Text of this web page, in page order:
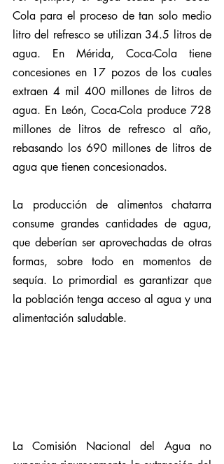
Cola para el proceso de tan solo medio
litro del refresco se utilizan 34.5 litros de
agua. En Mérida, Coca-Cola tiene
concesiones en 17 pozos de los cuales
extraen 4 mil 400 millones de litros de
agua. En León, Coca-Cola produce 728
millones de litros de refresco al año,
rebasando los 690 millones de litros de
agua que tienen concesionados.
La producción de alimentos chatarra
consume grandes cantidades de agua,
que deberían ser aprovechadas de otras
formas, sobre todo en momentos de
sequía. Lo primordial es garantizar que
la población tenga acceso al agua y una
alimentación saludable.
La Comisión Nacional del Agua no